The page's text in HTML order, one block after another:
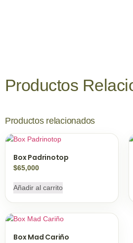
Productos
Productos relacionados
Box Padrinotop
$65,000
Añadir al carrito
Box Mad Cariño